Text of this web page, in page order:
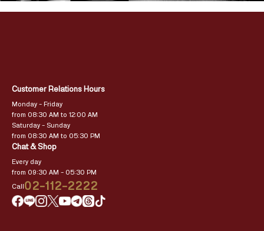
Customer Relations Hours
Monday – Friday
from 08:30 AM to 12:00 AM
Saturday – Sunday
from 08:30 AM to 05:30 PM
Chat & Shop
Every day
from 09:30 AM – 05:30 PM
Call02-112-2222